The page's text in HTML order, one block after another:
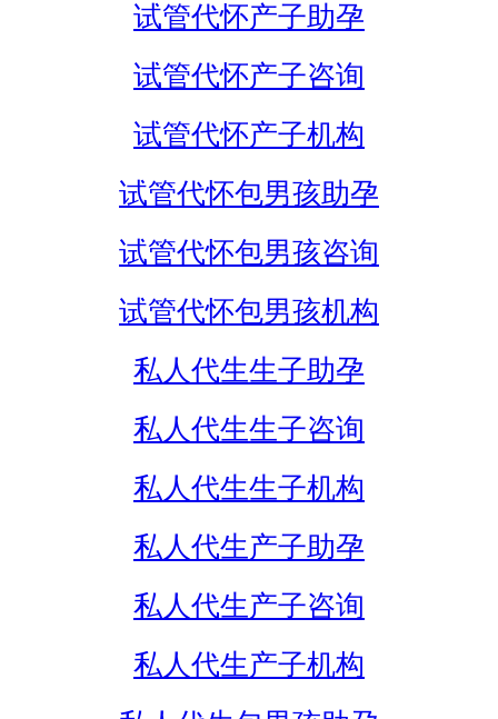
试管代怀产子助孕
试管代怀产子咨询
试管代怀产子机构
试管代怀包男孩助孕
试管代怀包男孩咨询
试管代怀包男孩机构
私人代生生子助孕
私人代生生子咨询
私人代生生子机构
私人代生产子助孕
私人代生产子咨询
私人代生产子机构